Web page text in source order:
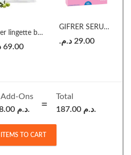
Gifrer lingette bébé au Liniment à Huile d'Olive x70
69.00
GIFRER SERUM PHYSIOLOGIQUE (12 Unidoses)
29.00 د.م.
Ons
د.م.
Total
187.00
د.م.
TO CART